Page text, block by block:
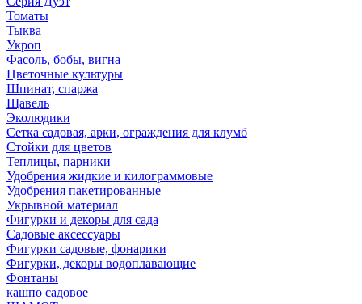
Томаты
Тыква
Укроп
Фасоль, бобы, вигна
Цветочные культуры
Шпинат, спаржа
Щавель
Эколюдики
Сетка садовая, арки, ограждения для клумб
Стойки для цветов
Теплицы, парники
Удобрения жидкие и килограммовые
Удобрения пакетированные
Укрывной материал
Фигурки и декоры для сада
Садовые аксессуары
Фигурки садовые, фонарики
Фигурки, декоры водоплавающие
Фонтаны
кашпо садовое